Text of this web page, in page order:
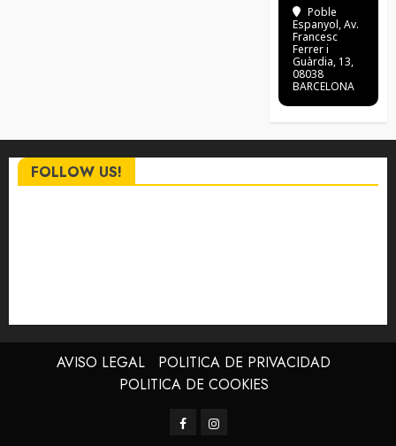
Poble
Espanyol, Av.
Francesc
Ferrer i
Guàrdia, 13,
08038
BARCELONA
FOLLOW US!
AVISO LEGAL
POLITICA DE PRIVACIDAD
POLITICA DE COOKIES
FacebookInstagram